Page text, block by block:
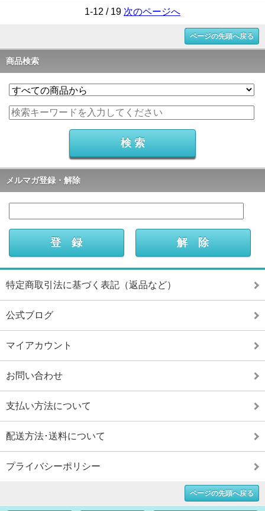
1-12 / 19 次のページへ
ページの先頭へ戻る
商品検索
メルマガ登録・解除
特定商取引法に基づく表記（返品など）
公式ブログ
マイアカウント
お問い合わせ
支払い方法について
配送方法･送料について
プライバシーポリシー
ページの先頭へ戻る